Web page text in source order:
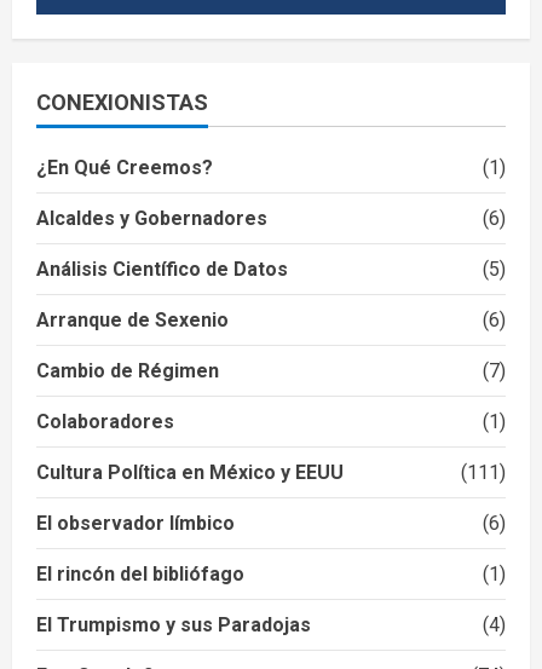
CONEXIONISTAS
¿En Qué Creemos? (1)
Alcaldes y Gobernadores (6)
Análisis Científico de Datos (5)
Arranque de Sexenio (6)
Cambio de Régimen (7)
Colaboradores (1)
Cultura Política en México y EEUU (111)
El observador límbico (6)
El rincón del bibliófago (1)
El Trumpismo y sus Paradojas (4)